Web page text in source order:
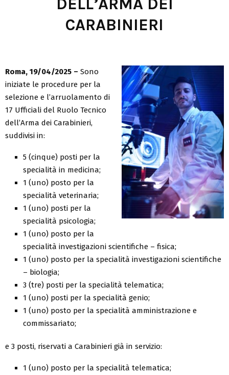
CARABINIERI
Roma, 19/04/2025 – Sono
iniziate le procedure per la
selezione e l’arruolamento di
17 Ufficiali del Ruolo Tecnico
dell’Arma dei Carabinieri,
suddivisi in:
5 (cinque) posti per la
specialità in medicina;
1 (uno) posto per la
specialità veterinaria;
1 (uno) posti per la
specialità psicologia;
1 (uno) posto per la
specialità investigazioni scientifiche – fisica;
1 (uno) posto per la specialità investigazioni scientifiche
– biologia;
3 (tre) posti per la specialità telematica;
1 (uno) posti per la specialità genio;
1 (uno) posto per la specialità amministrazione e
commissariato;
e 3 posti, riservati a Carabinieri già in servizio:
1 (uno) posto per la specialità telematica;